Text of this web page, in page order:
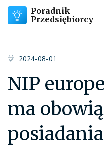
Poradnik
Przedsiębiorcy
2024-08-01
NIP
ma